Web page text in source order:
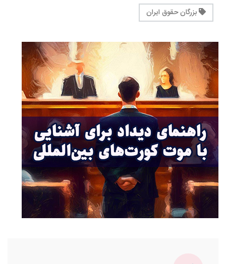
بزرگان حقوق ایران